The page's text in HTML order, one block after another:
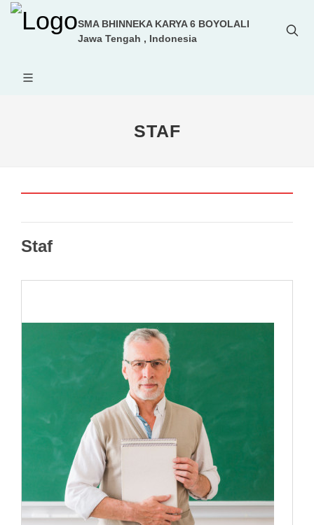
SMA BHINNEKA KARYA 6 BOYOLALI
Jawa Tengah , Indonesia
STAF
Staf